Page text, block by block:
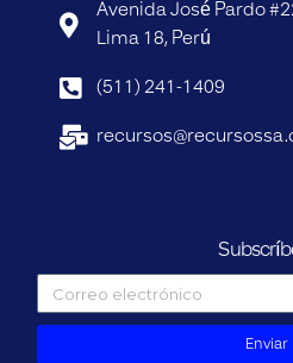
Avenida José Pardo
Lima 18, Perú
(511) 241-1409
Enviar